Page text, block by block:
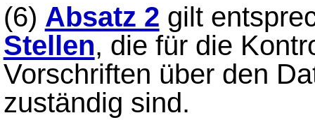
(6) Absatz 2 gilt
Stellen, die für die
Vorschriften über den
zuständig sind.